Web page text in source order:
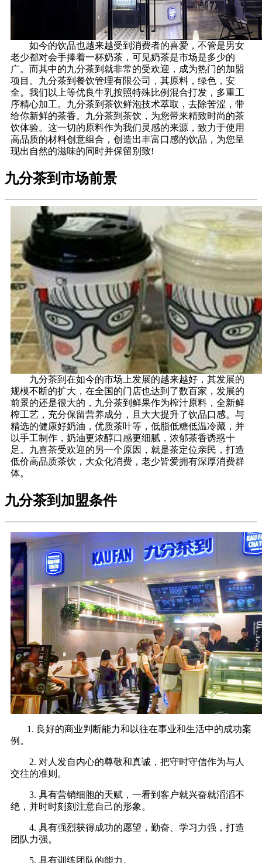
如今的饮品也越来越受到消费者的喜爱，不管是男女
老少都对会手捧着一杯奶茶，可见奶茶是市场是多少的
广。而其中的九分茶到就非常的受欢迎，成为热门的加盟
项目。九分茶到餐饮管理有限公司，其原料，绿色，安
全。我们以上等优良牛乳按照特殊比例混合打发，多重工
序精心加工。九分茶到茶饮鲜泡技术萃取，去除苦涩，带
给你新鲜的茶香。九分茶到茶饮，为您带来精致时尚的茶
饮体验。这一切的原料作为我们灵感的来源，致力于使用
高品质的材料创意组合，创造出丰富口感的饮品，为您呈
现出自然的滋味的同时并保留别致!
九分茶到市场前景
九分茶到在如今的市场上发展的越来越好，其发展的
规模不断的扩大，在全国的门店也达到了数百家，发展的
前景的还是很大的，九分茶到鲜果作为榨汁原料，全新鲜
榨工艺，充分保留营养成分，且大大提升了饮品口感。与
精选的健康好奶油，优质茶叶等，低脂低糖低温冷藏，并
以手工制作，奶油更浓醇口感更细腻，浓郁茶香诱惑十
足。九喜茶受欢迎的另一个原因，就是茶定位亲民，打造
低价高品质茶饮，大众化消费，老少皆爱拥有深厚消费群
体。
九分茶到加盟条件
1. 良好的商业判断能力和以往在事业和生活中的成功案
例。
2. 对人发自内心的尊敬和真诚，把守时守信作为与人
交往的准则。
3. 具有营销细胞的天赋，一看到客户就兴奋就滔滔不
绝，并时时刻刻注意自己的形象。
4. 具有强烈获得成功的愿望，勤奋、学习力强，打造
团队力强。
5. 具有训练团队的能力。